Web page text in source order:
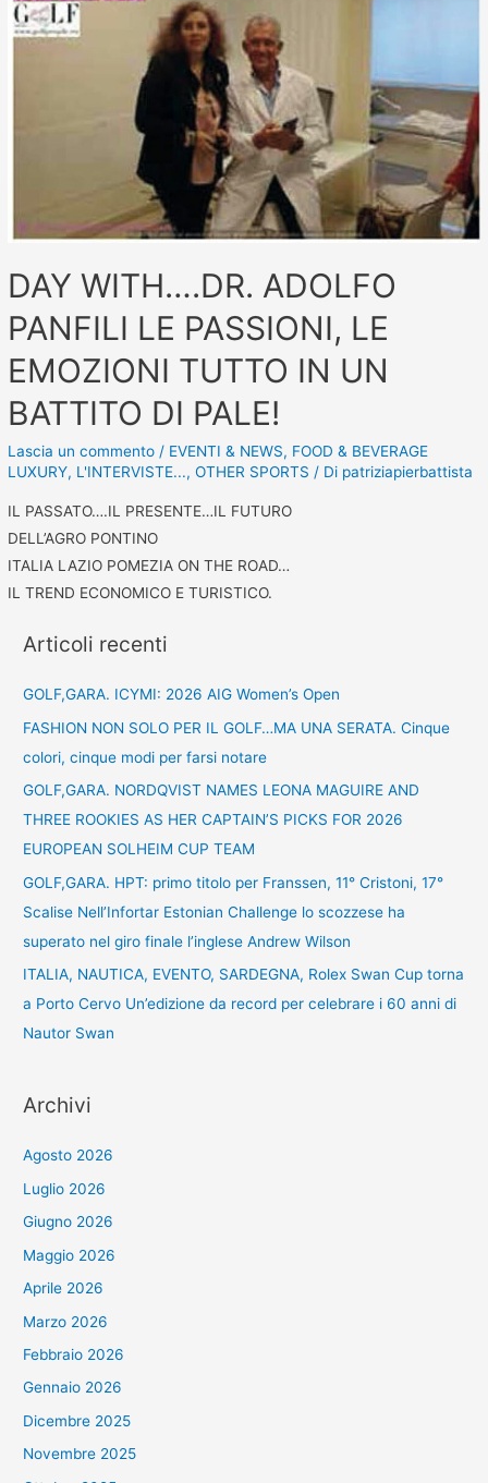
DAY WITH….DR. ADOLFO
PANFILI LE PASSIONI, LE
EMOZIONI TUTTO IN UN
BATTITO DI PALE!
Lascia un commento / EVENTI & NEWS, FOOD & BEVERAGE
LUXURY, L'INTERVISTE...,OTHER SPORTS / Di patriziapierbattista
IL PASSATO….IL PRESENTE…IL FUTURO
DELL’AGRO PONTINO
ITALIA LAZIO POMEZIA ON THE ROAD…
IL TREND ECONOMICO E TURISTICO.
Articoli recenti
GOLF,GARA. ICYMI: 2026 AIG Women’s Open
FASHION NON SOLO PER IL GOLF…MA UNA SERATA. Cinque
colori, cinque modi per farsi notare
GOLF,GARA. NORDQVIST NAMES LEONA MAGUIRE AND
THREE ROOKIES AS HER CAPTAIN’S PICKS FOR 2026
EUROPEAN SOLHEIM CUP TEAM
GOLF,GARA. HPT: primo titolo per Franssen, 11° Cristoni, 17°
Scalise Nell’Infortar Estonian Challenge lo scozzese ha
superato nel giro finale l’inglese Andrew Wilson
ITALIA, NAUTICA, EVENTO, SARDEGNA, Rolex Swan Cup torna
a Porto Cervo Un’edizione da record per celebrare i 60 anni di
Nautor Swan
Archivi
Agosto 2026
Luglio 2026
Giugno 2026
Maggio 2026
Aprile 2026
Marzo 2026
Febbraio 2026
Gennaio 2026
Dicembre 2025
Novembre 2025